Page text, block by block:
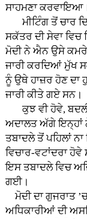
ਸਾਹਮਣਾ
ਮੀਟਿੰਗ ਤੋਂ ਚਾਰ
ਸਕੱਤਰ ਦੀ ਸੇਵਾ ਵਿਚ
ਮੋਦੀ ਨੇ ਐਨ ਉਸੇ ਕਮਰੇ
ਜਾਰੀ ਕਰਦਿਆਂ ਮੁੱਖ
ਨੂੰ ਉਥੇ ਹਾਜ਼ਰ ਹੋਣ
ਜਾਰੀ ਕੀਤੇ ਗਏ ਸਨ।
ਕੁਝ ਵੀ ਹੋਵੇ,
ਅਦਾਲਤ ਅੱਗੇ ਇਨ੍ਹਾਂ
ਤਬਾਦਲੇ ਤੋਂ ਪਹਿਲਾਂ
ਵਿਚਾਰ-ਵਟਾਂਦਰਾ
ਇਸ ਤਬਾਦਲੇ ਵਿਚ
ਗਈ।
ਮੋਦੀ ਦਾ ਗੁਜਰਾਤ
ਅਧਿਕਾਰੀਆਂ ਦੀ